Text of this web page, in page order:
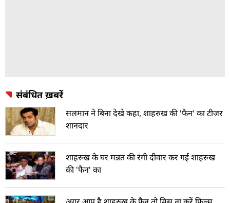
संबंधित ख़बरें
सलमान ने बिना देखे कहा, शाहरुख की 'फैन' का टीजर
शानदार
शाहरुख के घर मन्नत की रंगी दीवार कर गई शाहरुख
की 'फैन' का